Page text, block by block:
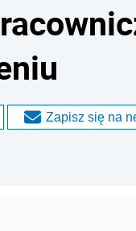
Zapisz się na